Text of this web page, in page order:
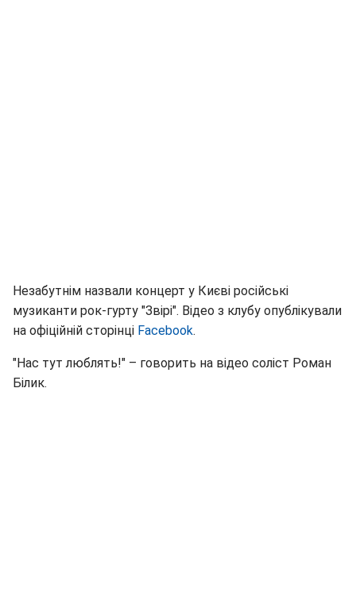
Незабутнім назвали концерт у Києві російські
музиканти рок-гурту "Звірі". Відео з клубу опублікували
на офіційній сторінці Facebook.
"Нас тут люблять!" – говорить на відео соліст Роман
Білик.